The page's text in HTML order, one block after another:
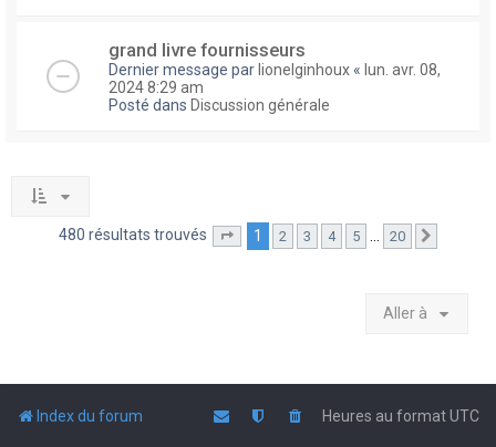
grand livre fournisseurs
Dernier message par lionelginhoux « lun. avr. 08,
2024 8:29 am
Posté dans Discussion générale
480 résultats trouvés Page sur20
1 2 3 4 5 … 20
Aller à
Index du forum Heures au formatUTC